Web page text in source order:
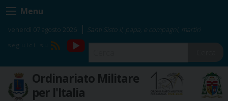
Skip
to
content
Menu
venerdì 07 agosto 2026 Santi Sisto II, papa, e compagni, martiri
RSS
YouTube
Ordinariato Militare
per l'Italia